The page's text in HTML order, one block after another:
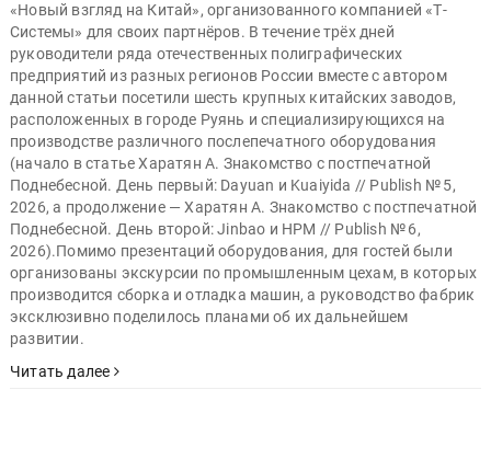
«Новый взгляд на Китай», организованного компанией «Т-
Системы» для своих партнёров. В течение трёх дней
руководители ряда отечественных полиграфических
предприятий из разных регионов России вместе с автором
данной статьи посетили шесть крупных китайских заводов,
расположенных в городе Руянь и специализирующихся на
производстве различного послепечатного оборудования
(начало в статье Харатян А. Знакомство с постпечатной
Поднебесной. День первый: Dayuan и Kuaiyida // Publish № 5,
2026, а продолжение — Харатян А. Знакомство с постпечатной
Поднебесной. День второй: Jinbao и HPM // Publish № 6,
2026).Помимо презентаций оборудования, для гостей были
организованы экскурсии по промышленным цехам, в которых
производится сборка и отладка машин, а руководство фабрик
эксклюзивно поделилось планами об их дальнейшем
развитии.
Читать далее